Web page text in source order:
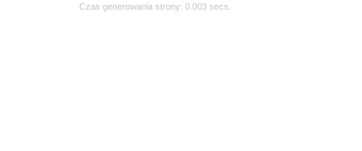
Czas generowania strony: 0.003 secs.